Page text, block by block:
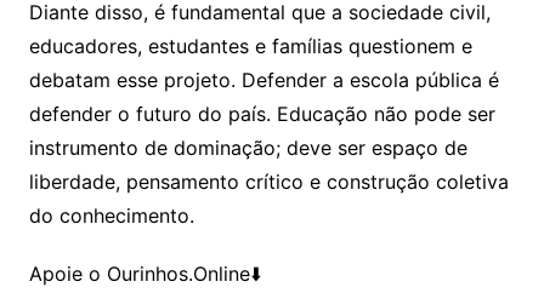
Diante disso, é fundamental que a sociedade civil,
educadores, estudantes e famílias questionem e
debatam esse projeto. Defender a escola pública é
defender o futuro do país. Educação não pode ser
instrumento de dominação; deve ser espaço de
liberdade, pensamento crítico e construção coletiva
do conhecimento.
Apoie o Ourinhos.Online⬇️